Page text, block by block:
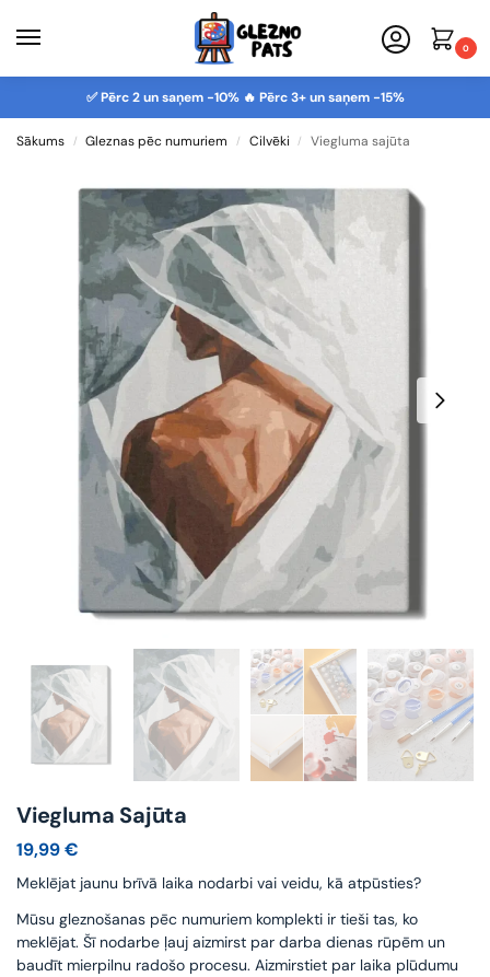
0
✅ Pērc 2 un saņem -10% 🔥 Pērc 3+ un saņem -15%
Sākums / Gleznas pēc numuriem / Cilvēki / Viegluma sajūta
Viegluma Sajūta
19,99€
Meklējat jaunu brīvā laika nodarbi vai veidu, kā atpūsties?
Mūsu gleznošanas pēc numuriem komplekti ir tieši tas, ko
meklējat. Šī nodarbe ļauj aizmirst par darba dienas rūpēm un
baudīt mierpilnu radošo procesu. Aizmirstiet par laika plūdumu